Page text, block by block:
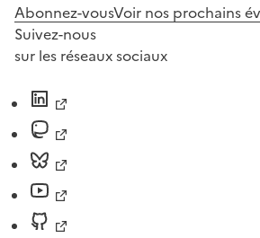
Abonnez-vousVoir nos prochains
Suivez-nous
sur les réseaux sociaux